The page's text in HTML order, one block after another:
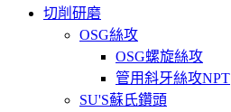
切削研磨
OSG絲攻
OSG螺旋絲攻
管用斜牙絲攻NPT
SU'S蘇氏鑽頭